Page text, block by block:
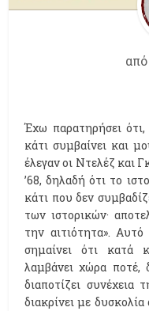
από
Έχω παρατηρήσει
κάτι συμβαίνει και
έλεγαν οι Ντελέζ και
’68, δηλαδή ότι το
κάτι που δεν
των ιστορικών·
την αιτιότητα».
σημαίνει ότι κατά
λαμβάνει χώρα ποτέ,
διαποτίζει
διακρίνει με δυσκολία